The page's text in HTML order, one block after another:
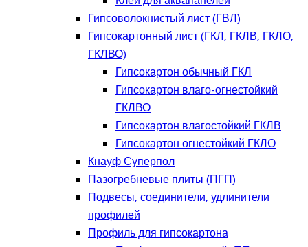
Гипсоволокнистый лист (ГВЛ)
Гипсокартонный лист (ГКЛ, ГКЛВ, ГКЛО,
ГКЛВО)
Гипсокартон обычный ГКЛ
Гипсокартон влаго-огнестойкий
ГКЛВО
Гипсокартон влагостойкий ГКЛВ
Гипсокартон огнестойкий ГКЛО
Кнауф Суперпол
Пазогребневые плиты (ПГП)
Подвесы, соединители, удлинители
профилей
Профиль для гипсокартона